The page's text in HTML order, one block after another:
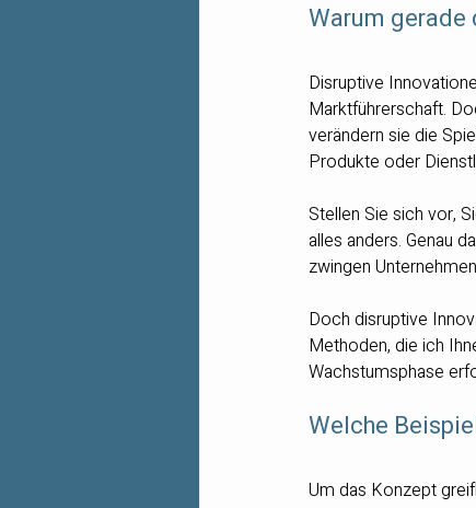
Warum
Disruptive
Marktführerschaft.
verändern sie die
Produkte oder
Stellen Sie sich vor,
alles anders. Genau
zwingen
Doch disruptive
Methoden, die ich
Wachstumsphase
Welche
Um das Konzept